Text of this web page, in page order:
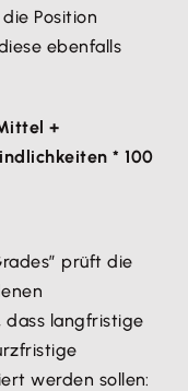
Position
ebenfalls
+
* 100
prüft die
dass langfristige
werden sollen: